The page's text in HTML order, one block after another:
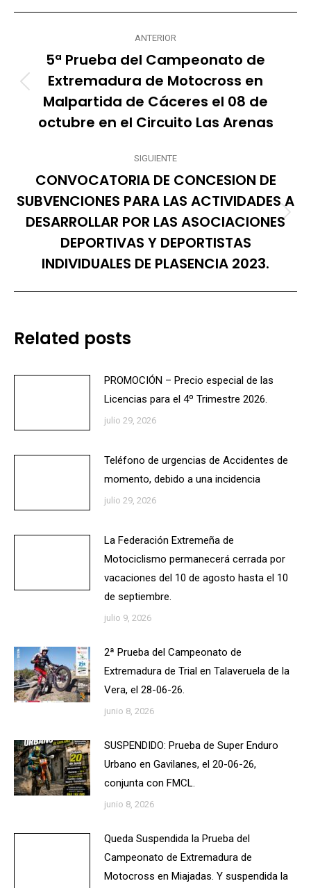
Navegación
entre
publicaciones
ANTERIOR
Publicación
anterior:
5ª Prueba del Campeonato de
Extremadura de Motocross en
Malpartida de Cáceres el 08 de
octubre en el Circuito Las Arenas
SIGUIENTE
Publicación
siguiente:
CONVOCATORIA DE CONCESION DE
SUBVENCIONES PARA LAS ACTIVIDADES A
DESARROLLAR POR LAS ASOCIACIONES
DEPORTIVAS Y DEPORTISTAS
INDIVIDUALES DE PLASENCIA 2023.
Related posts
PROMOCIÓN – Precio especial de las
Licencias para el 4º Trimestre 2026.
julio 29, 2026
Teléfono de urgencias de Accidentes de
momento, debido a una incidencia
julio 29, 2026
La Federación Extremeña de
Motociclismo permanecerá cerrada por
vacaciones del 10 de agosto hasta el 10
de septiembre.
julio 9, 2026
2ª Prueba del Campeonato de
Extremadura de Trial en Talaveruela de la
Vera, el 28-06-26.
junio 8, 2026
SUSPENDIDO: Prueba de Super Enduro
Urbano en Gavilanes, el 20-06-26,
conjunta con FMCL.
junio 8, 2026
Queda Suspendida la Prueba del
Campeonato de Extremadura de
Motocross en Miajadas. Y suspendida la